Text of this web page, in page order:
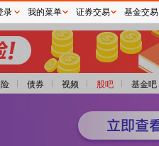
债券 视频 股吧 基金吧
录 我的菜单 证券交易 基金交易